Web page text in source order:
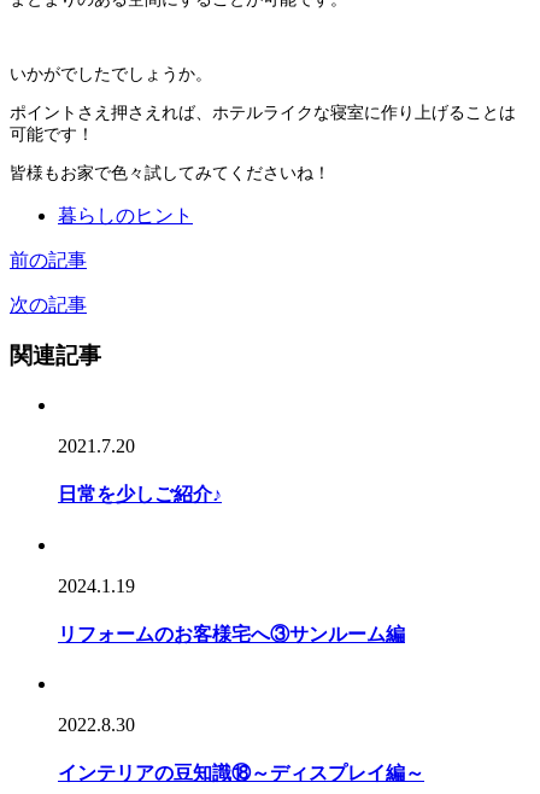
いかがでしたでしょうか。
ポイントさえ押さえれば、ホテルライクな寝室に作り上げることは
可能です！
皆様もお家で色々試してみてくださいね！
暮らしのヒント
前の記事
次の記事
関連記事
2021.7.20
日常を少しご紹介♪
2024.1.19
リフォームのお客様宅へ③サンルーム編
2022.8.30
インテリアの豆知識⑱～ディスプレイ編～